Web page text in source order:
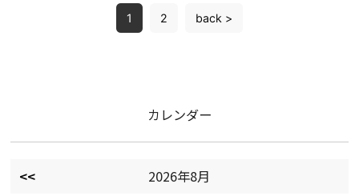
1 2 back >
カレンダー
<< 2026年8月